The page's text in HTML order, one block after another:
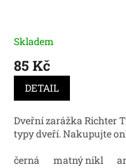
Skladem
85 Kč
DETAIL
Dveřní zarážka Richter
typy dveří. Nakupujte
černá
matný nikl